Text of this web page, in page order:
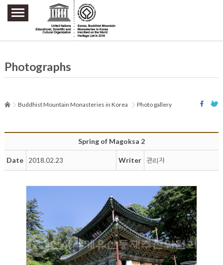
주요메뉴 바로가기
본문 바로가기
하단메뉴 바로가기
Photographs
Buddhist Mountain Monasteries in Korea Photo gallery
Spring of Magoksa 2
Date 2018.02.23 Writer 관리자